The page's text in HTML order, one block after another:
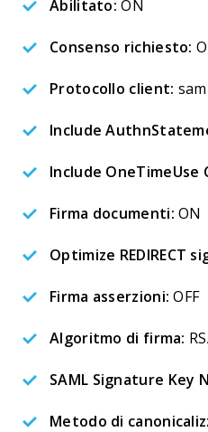
Abilitato: ON
Consenso richiesto:
Protocollo client:
Include
Include OneTimeUse
Firma documenti: ON
Optimize REDIRECT
Firma asserzioni: OFF
Algoritmo di firma:
SAML Signature Key
Metodo di